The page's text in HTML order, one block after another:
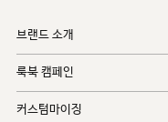
브랜드 소개
룩북 캠페인
커스텀마이징